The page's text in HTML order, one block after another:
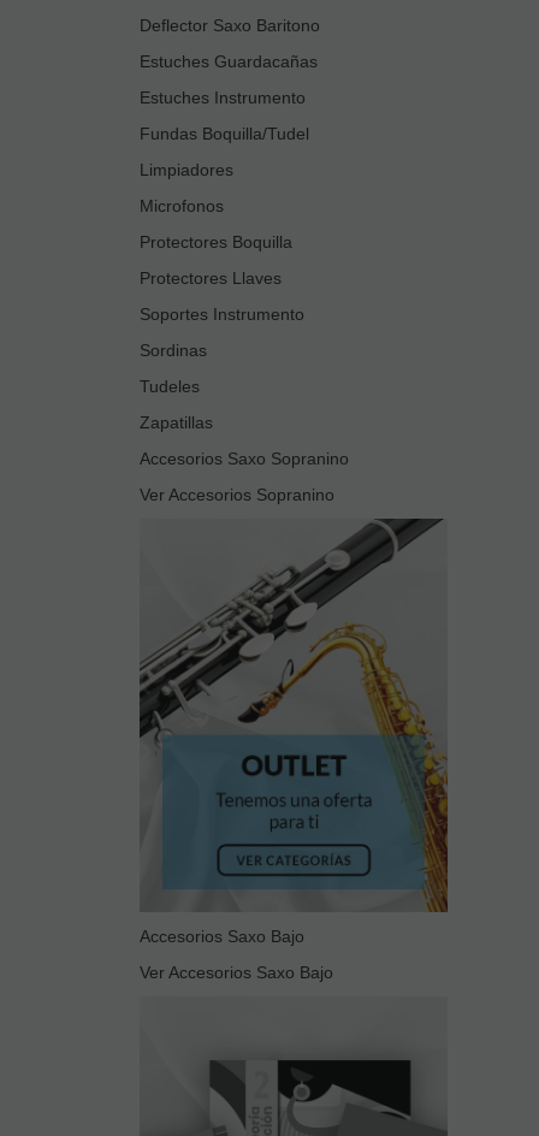
Deflector Saxo Baritono
Estuches Guardacañas
Estuches Instrumento
Fundas Boquilla/Tudel
Limpiadores
Microfonos
Protectores Boquilla
Protectores Llaves
Soportes Instrumento
Sordinas
Tudeles
Zapatillas
Accesorios Saxo Sopranino
Ver Accesorios Sopranino
Accesorios Saxo Bajo
Ver Accesorios Saxo Bajo